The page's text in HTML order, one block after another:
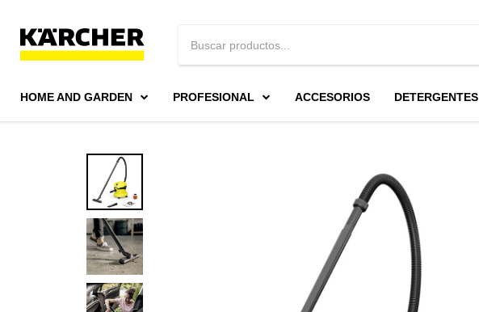
HOME AND GARDEN PROFESIONAL ACCESORIOS DETERGENTES